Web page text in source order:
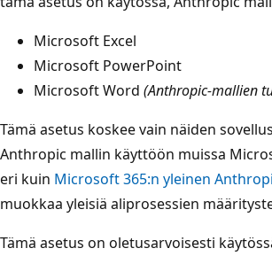
Microsoft Excel
Microsoft PowerPoint
Microsoft Word (Anthropic-mallien
Tämä asetus koskee vain näiden
Anthropic mallin käyttöön muissa
eri kuin Microsoft 365:n yleinen
muokkaa yleisiä aliprosessien
Tämä asetus on oletusarvoisesti